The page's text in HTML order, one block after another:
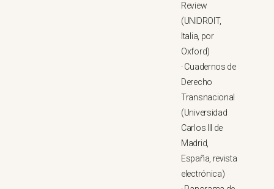
Review
(UNIDROIT,
Italia, por
Oxford)
·Cuadernos de
Derecho
Transnacional
(Universidad
Carlos III de
Madrid,
España, revista
electrónica)